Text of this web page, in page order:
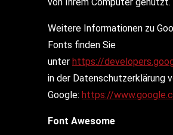
Weitere Informationen zu
Fonts finden Sie
unter https://
in der Datenschutzerklärung
Google: https://
Font Awesome